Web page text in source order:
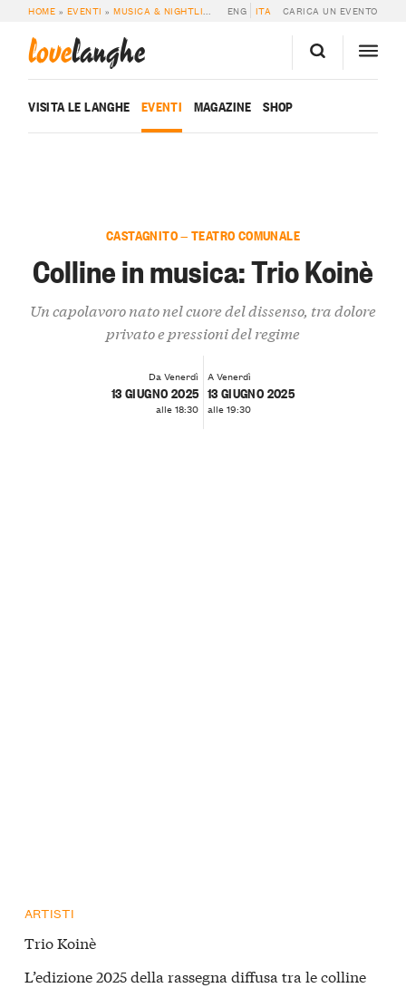
HOME » EVENTI »MUSICA & NIGHTLIFE COLLINE IN MUSICA: TRIO KOINÈ
ENG ITA CARICA UN EVENTO
lovelanghe
VISITA LE LANGHE EVENTI MAGAZINE SHOP
CASTAGNITO — TEATRO COMUNALE
Colline in musica: Trio Koinè
Un capolavoro nato nel cuore del dissenso, tra dolore
privato e pressioni del regime
Da Venerdì
13 GIUGNO 2025
alle 18:30
A Venerdì
13 GIUGNO 2025
alle 19:30
ARTISTI
Trio Koinè
L’edizione 2025 della rassegna diffusa tra le colline